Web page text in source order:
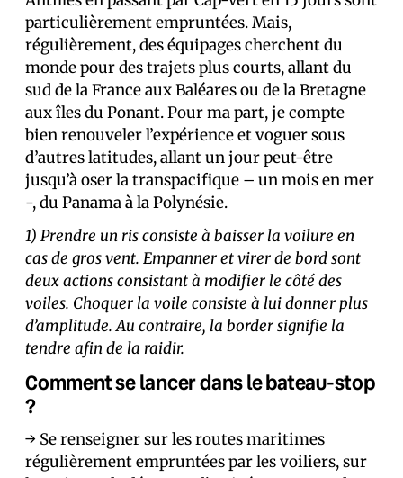
particulièrement empruntées. Mais,
régulièrement, des équipages cherchent du
monde pour des trajets plus courts, allant du
sud de la France aux Baléares ou de la Bretagne
aux îles du Ponant. Pour ma part, je compte
bien renouveler l’expérience et voguer sous
d’autres latitudes, allant un jour peut-être
jusqu’à oser la transpacifique – un mois en mer
-, du Panama à la Polynésie.
1) Prendre un ris consiste à baisser la voilure en
cas de gros vent. Empanner et virer de bord sont
deux actions consistant à modifier le côté des
voiles. Choquer la voile consiste à lui donner plus
d’amplitude. Au contraire, la border signifie la
tendre afin de la raidir.
Comment se lancer dans le bateau-stop
?
→ Se renseigner sur les routes maritimes
régulièrement empruntées par les voiliers, sur